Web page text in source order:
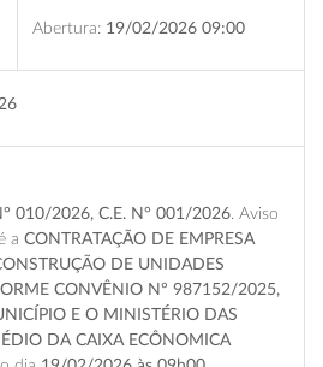
Abertura: 19/02/2026 09:00
010/2026, C.E. N° 001/2026 . Aviso
a CONTRATAÇÃO DE EMPRESA
DE UNIDADES
CONVÊNIO Nº 987152/2025,
E O MINISTÉRIO DAS
DA CAIXA ECÔNOMICA